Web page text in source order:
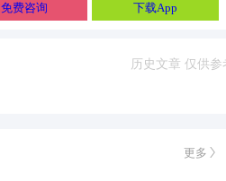
免费咨询 下载App
更多